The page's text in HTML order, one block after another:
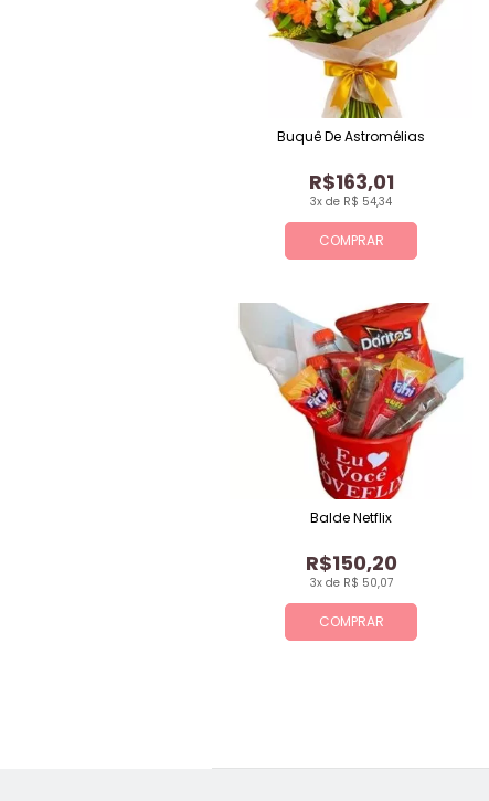
COMPRAR
3x de R$ 54,34
R$163,01
Buquê De Astromélias
COMPRAR
3x de R$ 50,07
R$150,20
Balde Netflix